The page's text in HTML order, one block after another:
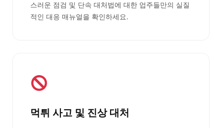
스러운 점검 및 단속 대처법에 대한 업주들만의 실질
적인 대응 매뉴얼을 확인하세요.
먹튀 사고 및 진상 대처